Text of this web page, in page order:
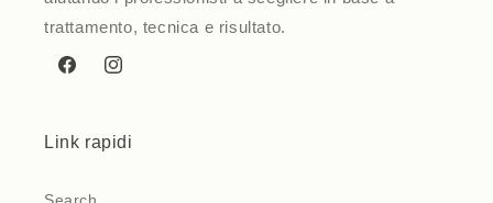
trattamento, tecnica e risultato.
FacebookInstagram
Link rapidi